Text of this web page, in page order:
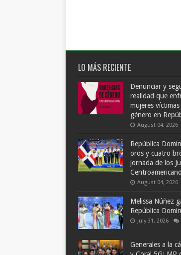
LO MÁS RECIENTE
Denunciar y
realidad que
mujeres
género en
August 04, 2026
República
oros y cuatro
jornada de los
August 04, 2026
Melissa Núñez
República
July 31, 2026
Generales a la